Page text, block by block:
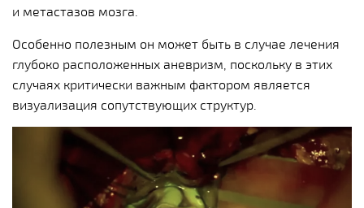
и метастазов мозга.
Особенно полезным он может быть в случае лечения
глубоко расположенных аневризм, поскольку в этих
случаях критически важным фактором является
визуализация сопутствующих структур.